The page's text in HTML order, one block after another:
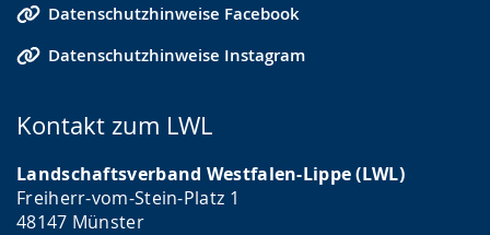
Datenschutzhinweise Facebook
Datenschutzhinweise Instagram
Kontakt zum LWL
Landschaftsverband Westfalen-Lippe (LWL)
Freiherr-vom-Stein-Platz 1
48147 Münster